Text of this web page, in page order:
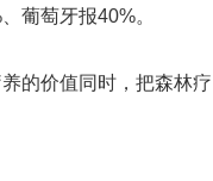
葡萄牙报40%。
的价值同时，把森林疗